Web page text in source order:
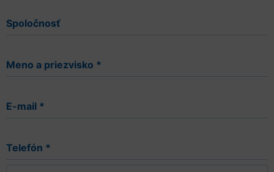
Spoločnosť
Meno a priezvisko *
E-mail *
Telefón *